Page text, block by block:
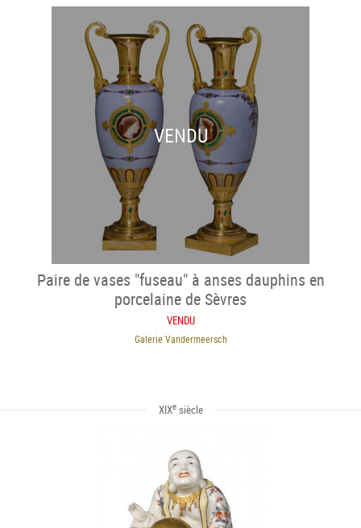
VENDU
Paire de vases "fuseau" à anses dauphins en
porcelaine de Sèvres
VENDU
Galerie Vandermeersch
XIXesiècle